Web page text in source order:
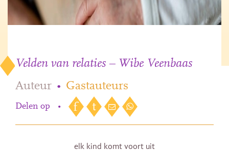
Velden van relaties – Wibe Veenbaas
Auteur • Gastauteurs
Delen op •
elk kind komt voort uit